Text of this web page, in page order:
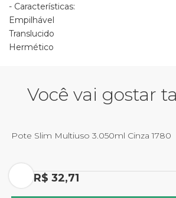
- Características:
Empilhável
Translucido
Hermético
Você vai gostar
Pote Slim Multiuso 3.050ml Cinza 1780
Por R$ 32,71